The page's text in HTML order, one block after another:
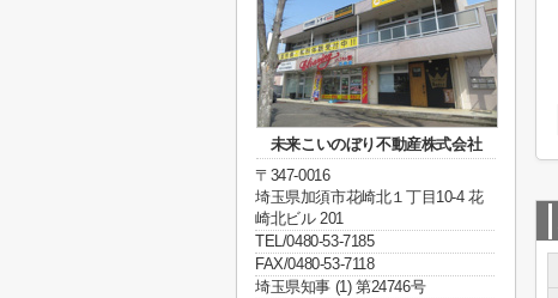
未来こいのぼり不動産株式会社
〒347-0016
埼玉県加須市花崎北１丁目10-4 花
崎北ビル 201
TEL/0480-53-7185
FAX/0480-53-7118
埼玉県知事 (1) 第24746号